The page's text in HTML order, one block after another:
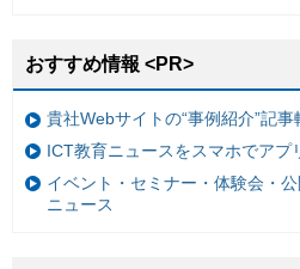
おすすめ情報 <PR>
貴社Webサイトの“事例紹介”記事
ICT教育ニュースをスマホでアプ
イベント・セミナー・体験会・
ニュース